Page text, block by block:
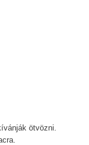
ötvözni.